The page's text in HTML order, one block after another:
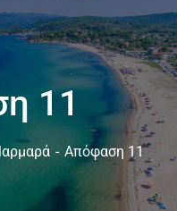
11
Απόφαση 11